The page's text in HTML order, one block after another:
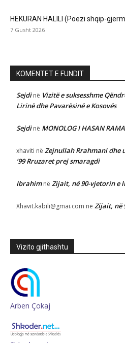
HEKURAN HALILI (Poezi shqip-
7 Gusht 2026
KOMENTET E FUNDIT
Sejdinë Vizitë e suksesshme
Lirinë dhe Pavarësinë e Kosovës
Sejdinë MONOLOG I HASAN
xhaviti në Zejnullah Rrahmani dhe
‘99 Rruzaret prej smaragdi
Ibrahimnë Zijait, në 90-vjetorin e
Xhavit.kabili@gmai.com në Zijait, në
Vizito gjithashtu
Arben Çokaj